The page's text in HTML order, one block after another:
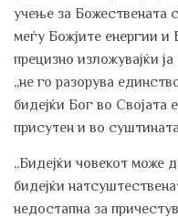
учење за Божествената
меѓу Божјите енергии и
прецизно изложувајќи
„не го разорува
бидејќи Бог во Својата
присутен и во
„Бидејќи човекот може
бидејќи
недостапна за